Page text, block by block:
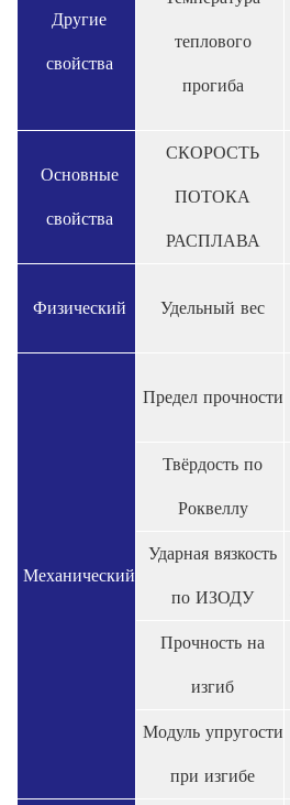
Другие
свойства
теплового
прогиба
Основные
свойства
СКОРОСТЬ
ПОТОКА
РАСПЛАВА
Физический Удельный вес
Механический
Предел прочности
Твёрдость по
Роквеллу
Ударная вязкость
по ИЗОДУ
Прочность на
изгиб
Модуль упругости
при изгибе